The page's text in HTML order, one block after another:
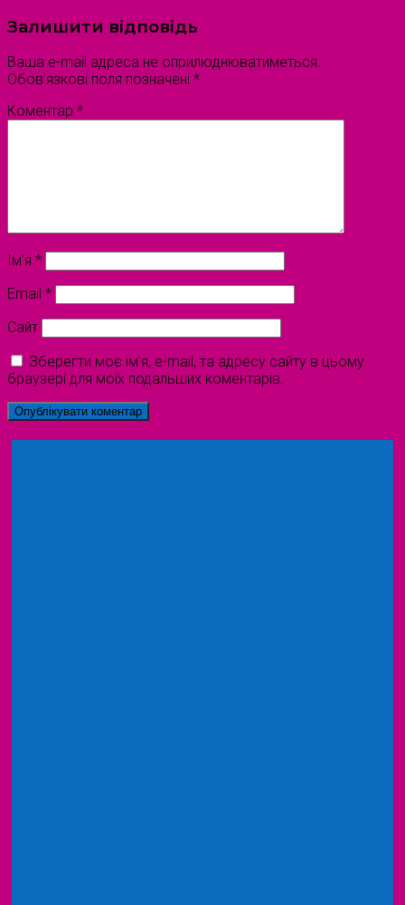
Залишити відповідь
Ваша e-mail адреса не оприлюднюватиметься.
Обов’язкові поля позначені *
Коментар *
Ім'я *
Email *
Сайт
Зберегти моє ім'я, e-mail, та адресу сайту в цьому
браузері для моїх подальших коментарів.